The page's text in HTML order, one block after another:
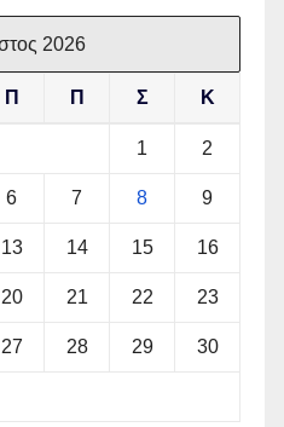
2026
Π Π Σ Κ
1 2
6 7 8 9
13 14 15 16
20 21 22 23
27 28 29 30